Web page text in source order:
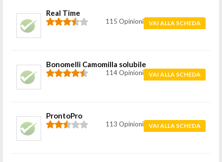
Real Time
115 Opinioni VAI ALLA SCHEDA
Bonomelli Camomilla solubile
114 Opinioni VAI ALLA SCHEDA
ProntoPro
113 Opinioni VAI ALLA SCHEDA